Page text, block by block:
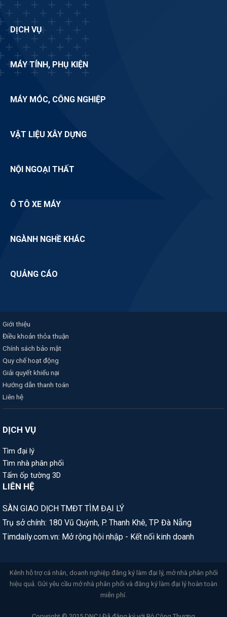
DỊCH VỤ
MÁY TÍNH, PHỤ KIỆN
MÁY MÓC, CÔNG NGHIỆP
VẬT LIỆU XÂY DỰNG
NỘI NGOẠI THẤT
Ô TÔ XE MÁY
NGÀNH NGHỀ KHÁC
QUẢNG CÁO
Giới thiệu
Điều khoản thỏa thuận
Chính sách bảo mật
Quy chế hoạt động
Giải quyết khiếu nại
Hướng dẫn thanh toán
Liên hệ
DỊCH VỤ
Tìm đại lý
Tìm nhà phân phối
Tấm ốp tường 3D
LIÊN HỆ
SÀN GIAO DỊCH TMĐT TÌM ĐẠI LÝ
Trụ sở chính: 180 Vũ Quỳnh, P. Thanh Khê, TP Đà Nẵng
Timdaily.com.vn: Mở rộng hội nhập - Kết nối kinh doanh
Kênh hỗ trợ cá nhân, doanh nghiệp đăng ký làm đại lý, mở nhà phân phối
hiệu quả. Gửi yêu cầu mở nhà phân phối và đăng ký làm đại lý hoàn toàn
miễn phí.